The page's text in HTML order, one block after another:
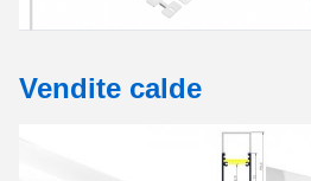
Vendite calde